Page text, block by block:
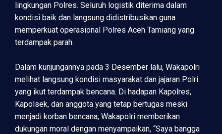
lingkungan Polres. Seluruh logistik diterima dalam
kondisi baik dan langsung didistribusikan guna
memperkuat operasional Polres Aceh Tamiang yang
terdampak parah.
Dalam kunjungannya pada 3 Desember lalu, Wakapolri
melihat langsung kondisi masyarakat dan jajaran Polri
yang ikut terdampak bencana. Di hadapan Kapolres,
Kapolsek, dan anggota yang tetap bertugas meski
menjadi korban bencana, Wakapolri memberikan
dukungan moral dengan menyampaikan, “Saya bangga